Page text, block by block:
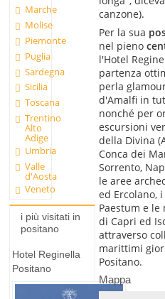
Marche
Molise
Piemonte
Puglia
Sardegna
Sicilia
Toscana
Trentino
Alto
Adige
Umbria
Valle
d'Aosta
Veneto
i più visitati in
positano
Hotel Reginella
Positano
canzone).
Per la sua
nel pieno
l'Hotel
partenza
perla
d'Amalfi in
nonché per
escursioni
della Divina
Conca dei
Sorrento,
le aree
ed Ercolano,
Paestum e le
di Capri ed
attraverso
marittimi
Positano.
Mappa